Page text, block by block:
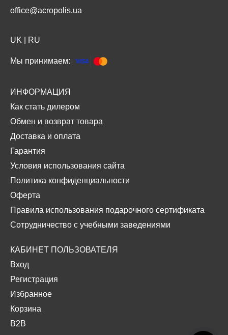
office@acropolis.ua
UK RU
Мы принимаем:
ИНФОРМАЦИЯ
Как стать дилером
Обмен и возврат товара
Доставка и оплата
Гарантия
Условия использования сайта
Политика конфиденциальности
Оферта
Правила использования подарочного сертификата
Сотрудничество с учебными заведениями
КАБИНЕТ ПОЛЬЗОВАТЕЛЯ
Вход
Регистрация
Избранное
Корзина
B2B